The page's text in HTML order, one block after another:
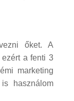
őket. A
a fenti 3
marketing
használom